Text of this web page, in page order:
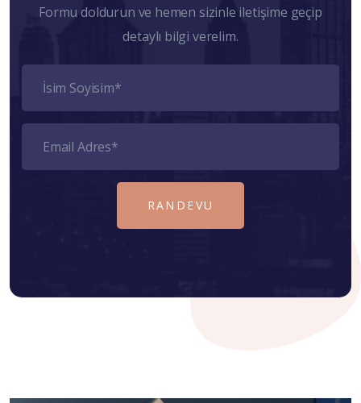
Formu doldurun ve hemen sizinle iletişime geçip
detaylı bilgi verelim.
RANDEVU